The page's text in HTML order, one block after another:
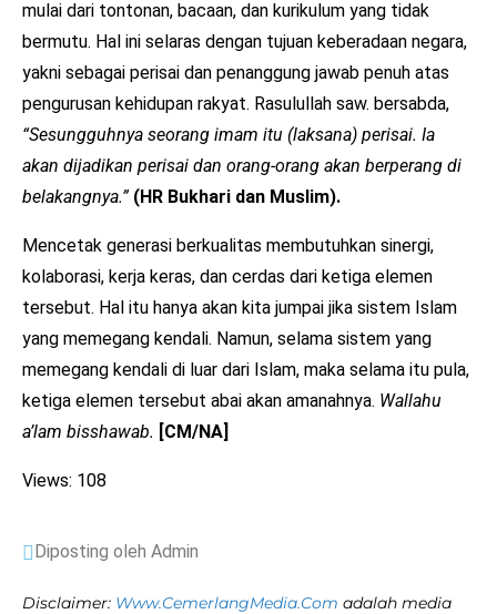
mulai dari tontonan, bacaan, dan kurikulum yang tidak
bermutu. Hal ini selaras dengan tujuan keberadaan negara,
yakni sebagai perisai dan penanggung jawab penuh atas
pengurusan kehidupan rakyat. Rasulullah saw. bersabda,
“Sesungguhnya seorang imam itu (laksana) perisai. Ia
akan dijadikan perisai dan orang-orang akan berperang di
belakangnya.” (HR Bukhari dan Muslim).
Mencetak generasi berkualitas membutuhkan sinergi,
kolaborasi, kerja keras, dan cerdas dari ketiga elemen
tersebut. Hal itu hanya akan kita jumpai jika sistem Islam
yang memegang kendali. Namun, selama sistem yang
memegang kendali di luar dari Islam, maka selama itu pula,
ketiga elemen tersebut abai akan amanahnya. Wallahu
a’lam bisshawab. [CM/NA]
Views: 108
Diposting oleh Admin
Disclaimer: Www.CemerlangMedia.Com adalah media